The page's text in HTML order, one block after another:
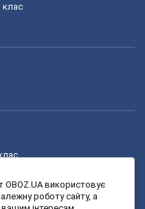
клас
використовує
роботу сайту, а